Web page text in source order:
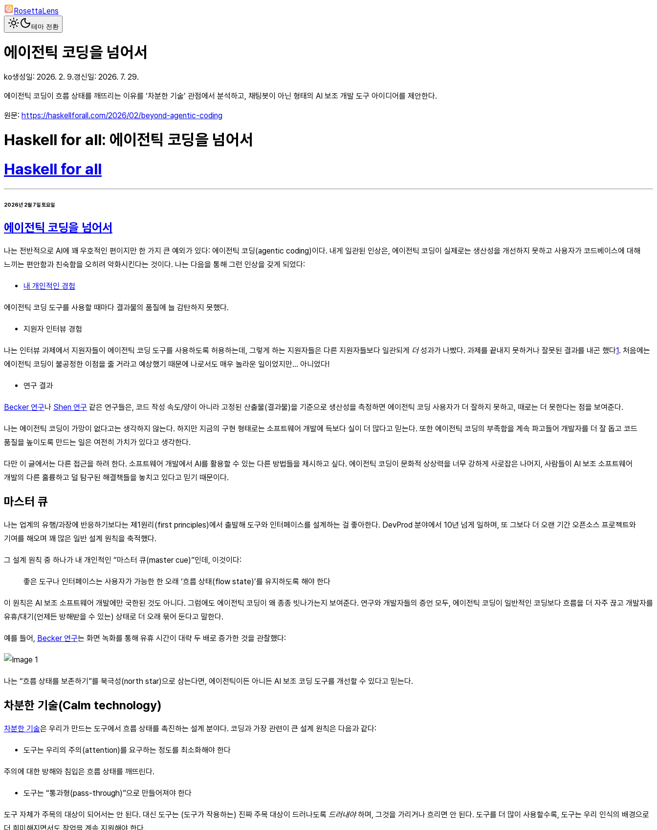
RosettaLens
테마 전환
에이전틱 코딩을 넘어서
ko생성일: 2026. 2. 9.갱신일: 2026. 7. 29.
에이전틱 코딩이 흐름 상태를 깨뜨리는 이유를 ‘차분한 기술’ 관점에서 분석하고, 채팅봇이 아닌 형태의 AI 보조 개발 도구 아이디어를 제안한다.
원문: https://haskellforall.com/2026/02/beyond-agentic-coding
Haskell for all: 에이전틱 코딩을 넘어서
Haskell for all
2026년 2월 7일 토요일
에이전틱 코딩을 넘어서
나는 전반적으로 AI에 꽤 우호적인 편이지만 한 가지 큰 예외가 있다: 에이전틱 코딩(agentic coding)이다. 내게 일관된 인상은, 에이전틱 코딩이 실제로는 생산성을 개선하지 못하고 사용자가 코드베이스에 대해
느끼는 편안함과 친숙함을 오히려 악화시킨다는 것이다. 나는 다음을 통해 그런 인상을 갖게 되었다:
내 개인적인 경험
에이전틱 코딩 도구를 사용할 때마다 결과물의 품질에 늘 감탄하지 못했다.
지원자 인터뷰 경험
나는 인터뷰 과제에서 지원자들이 에이전틱 코딩 도구를 사용하도록 허용하는데, 그렇게 하는 지원자들은 다른 지원자들보다 일관되게 더성과가 나빴다. 과제를 끝내지 못하거나 잘못된 결과를 내곤 했다1. 처음에는
에이전틱 코딩이 불공정한 이점을 줄 거라고 예상했기 때문에 나로서도 매우 놀라운 일이었지만… 아니었다!
연구 결과
Becker 연구나 Shen 연구 같은 연구들은, 코드 작성 속도/양이 아니라 고정된 산출물(결과물)을 기준으로 생산성을 측정하면 에이전틱 코딩 사용자가 더 잘하지 못하고, 때로는 더 못한다는 점을 보여준다.
나는 에이전틱 코딩이 가망이 없다고는 생각하지 않는다. 하지만 지금의 구현 형태로는 소프트웨어 개발에 득보다 실이 더 많다고 믿는다. 또한 에이전틱 코딩의 부족함을 계속 파고들어 개발자를 더 잘 돕고 코드
품질을 높이도록 만드는 일은 여전히 가치가 있다고 생각한다.
다만 이 글에서는 다른 접근을 하려 한다. 소프트웨어 개발에서 AI를 활용할 수 있는 다른 방법들을 제시하고 싶다. 에이전틱 코딩이 문화적 상상력을 너무 강하게 사로잡은 나머지, 사람들이 AI 보조 소프트웨어
개발의 다른 훌륭하고 덜 탐구된 해결책들을 놓치고 있다고 믿기 때문이다.
마스터 큐
나는 업계의 유행/과장에 반응하기보다는 제1원리(first principles)에서 출발해 도구와 인터페이스를 설계하는 걸 좋아한다. DevProd 분야에서 10년 넘게 일하며, 또 그보다 더 오랜 기간 오픈소스 프로젝트와
기여를 해오며 꽤 많은 일반 설계 원칙을 축적했다.
그 설계 원칙 중 하나가 내 개인적인 “마스터 큐(master cue)”인데, 이것이다:
좋은 도구나 인터페이스는 사용자가 가능한 한 오래 ‘흐름 상태(flow state)’를 유지하도록 해야 한다
이 원칙은 AI 보조 소프트웨어 개발에만 국한된 것도 아니다. 그럼에도 에이전틱 코딩이 왜 종종 빗나가는지 보여준다. 연구와 개발자들의 증언 모두, 에이전틱 코딩이 일반적인 코딩보다 흐름을 더 자주 끊고 개발자를
유휴/대기(언제든 방해받을 수 있는) 상태로 더 오래 묶어 둔다고 말한다.
예를 들어, Becker 연구는 화면 녹화를 통해 유휴 시간이 대략 두 배로 증가한 것을 관찰했다:
나는 “흐름 상태를 보존하기”를 북극성(north star)으로 삼는다면, 에이전틱이든 아니든 AI 보조 코딩 도구를 개선할 수 있다고 믿는다.
차분한 기술(Calm technology)
차분한 기술은 우리가 만드는 도구에서 흐름 상태를 촉진하는 설계 분야다. 코딩과 가장 관련이 큰 설계 원칙은 다음과 같다:
도구는 우리의 주의(attention)를 요구하는 정도를 최소화해야 한다
주의에 대한 방해와 침입은 흐름 상태를 깨뜨린다.
도구는 “통과형(pass-through)”으로 만들어져야 한다
도구 자체가 주목의 대상이 되어서는 안 된다. 대신 도구는 (도구가 작용하는) 진짜 주목 대상이 드러나도록 드러내야하며, 그것을 가리거나 흐리면 안 된다. 도구를 더 많이 사용할수록, 도구는 우리 인식의 배경으로
더 희미해지면서도 작업을 계속 지원해야 한다.